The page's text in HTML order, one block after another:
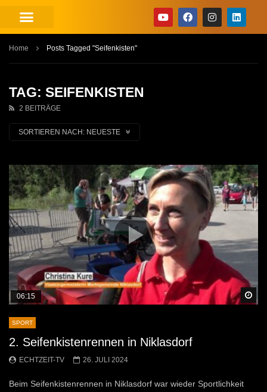
Home Posts Tagged "Seifenkisten"
TAG: SEIFENKISTEN
2 BEITRÄGE
SORTIEREN NACH: NEUESTE
06:15
SPORT
2. Seifenkistenrennen in Niklasdorf
ECHTZEIT-TV 26. JULI 2024
Beim Seifenkistenrennen in Niklasdorf war wieder Sportlichkeit